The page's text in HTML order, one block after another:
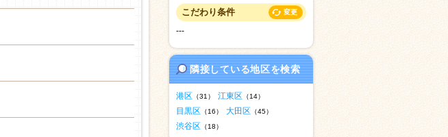
こだわり条件 変更
---
隣接している地区を検索
港区 （31） 江東区 （14）
目黒区 （16） 大田区 （45）
渋谷区 （18）